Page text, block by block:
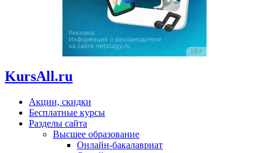
KursAll.ru
Акции, скидки
Бесплатные курсы
Разделы сайта
Высшее образование
Онлайн-бакалавриат